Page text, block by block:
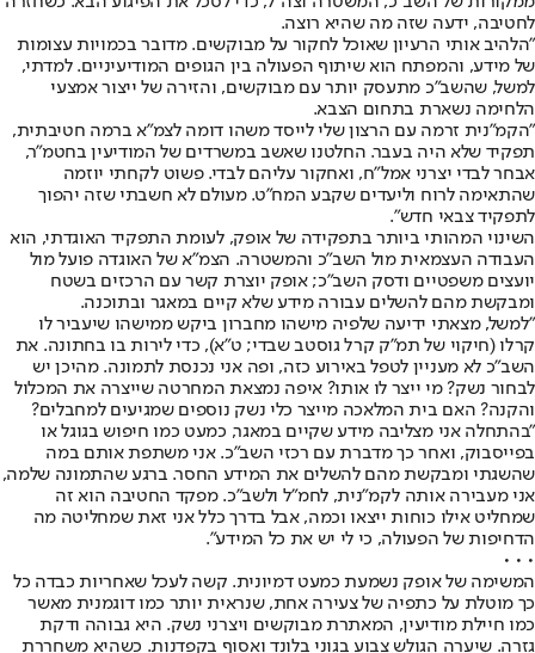
לחטיבה, ידעה שזה מה שהיא רוצה.
"הלהיב אותי הרעיון שאוכל לחקור על מבוקשים. מדובר בכמויות עצומות
של מידע, והמפתח הוא שיתוף הפעולה בין הגופים המודיעיניים. למדתי,
למשל, שהשב"כ מתעסק יותר עם מבוקשים, והזירה של ייצור אמצעי
הלחימה נשארת בתחום הצבא.
"הקמ"נית זרמה עם הרצון שלי לייסד משהו דומה לצמ"א ברמה חטיבתית,
תפקיד שלא היה בעבר. החלטנו שאשב במשרדים של המודיעין בחטמ"ר,
אבחר לבדי יצרני אמל"ח, ואחקור עליהם לבדי. פשוט לקחתי יוזמה
שהתאימה לרוח וליעדים שקבע המח"ט. מעולם לא חשבתי שזה יהפוך
לתפקיד צבאי חדש".
השינוי המהותי ביותר בתפקידה של אופק, לעומת התפקיד האוגדתי, הוא
העבודה העצמאית מול השב"כ והמשטרה. הצמ"א של האוגדה פועל מול
יועצים משפטיים ודסק השב"כ; אופק יוצרת קשר עם הרכזים בשטח
ומבקשת מהם להשלים עבורה מידע שלא קיים במאגר ובתוכנה.
"למשל, מצאתי ידיעה שלפיה מישהו מחברון ביקש ממישהו שיעביר לו
קרלו (חיקוי של תמ"ק קרל גוסטב שבדי; ט"א), כדי לירות בו בחתונה. את
השב"כ לא מעניין לטפל באירוע כזה, ופה אני נכנסת לתמונה. מהיכן יש
לבחור נשק? מי ייצר לו אותו? איפה נמצאת המחרטה שייצרה את המכלול
והקנה? האם בית המלאכה מייצר כלי נשק נוספים שמגיעים למחבלים?
"בהתחלה אני מצליבה מידע שקיים במאגר, כמעט כמו חיפוש בגוגל או
בפייסבוק, ואחר כך מדברת עם רכזי השב"כ. אני משתפת אותם במה
שהשגתי ומבקשת מהם להשלים את המידע החסר. ברגע שהתמונה שלמה,
אני מעבירה אותה לקמ"נית, לחמ"ל ולשב"כ. מפקד החטיבה הוא זה
שמחליט אילו כוחות ייצאו וכמה, אבל בדרך כלל אני זאת שמחליטה מה
הדחיפות של הפעולה, כי לי יש את כל המידע".
• • •
המשימה של אופק נשמעת כמעט דמיונית. קשה לעכל שאחריות כבדה כל
כך מוטלת על כתפיה של צעירה אחת, שנראית יותר כמו דוגמנית מאשר
כמו חיילת מודיעין, המאתרת מבוקשים ויצרני נשק. היא גבוהה ודקת
גזרה. שיערה הגולש צבוע בגוני בלונד ואסוף בקפדנות. כשהיא משחררת